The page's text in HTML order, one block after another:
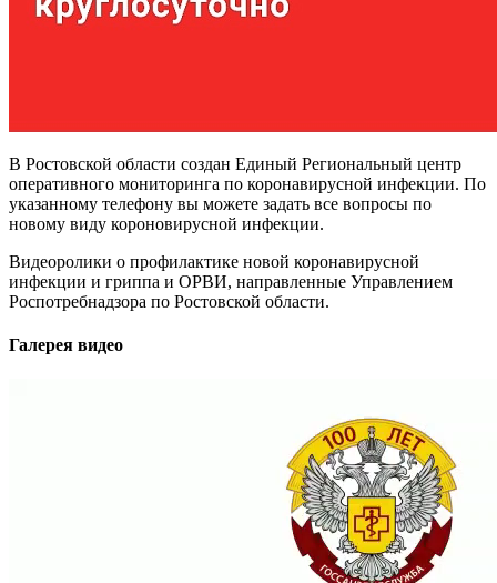
В Ростовской области создан Единый Региональный центр
оперативного мониторинга по коронавирусной инфекции. По
указанному телефону вы можете задать все вопросы по
новому виду короновирусной инфекции.
Видеоролики о профилактике новой коронавирусной
инфекции и гриппа и ОРВИ, направленные Управлением
Роспотребнадзора по Ростовской области.
Галерея видео